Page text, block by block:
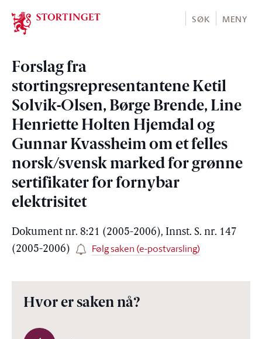
Stortinget.no
SØK MENY
Forslag fra
stortingsrepresentantene Ketil
Solvik-Olsen, Børge Brende, Line
Henriette Holten Hjemdal og
Gunnar Kvassheim om et felles
norsk/svensk marked for grønne
sertifikater for fornybar
elektrisitet
Dokument nr. 8:21 (2005-2006), Innst. S. nr. 147
(2005-2006)
Følg saken (e-postvarsling)
Hvor er saken nå?